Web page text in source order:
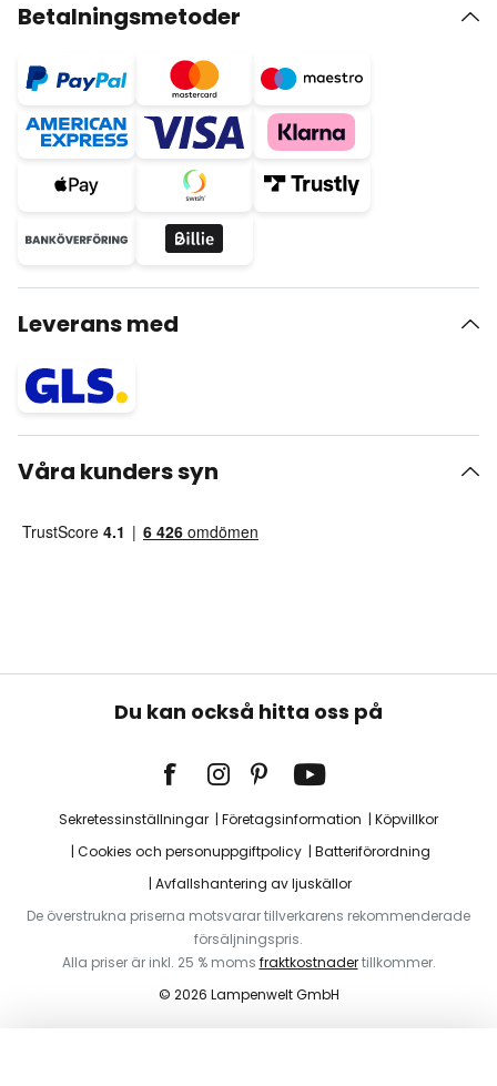
Betalningsmetoder
Leverans med
Våra kunders syn
Du kan också hitta oss på
Sekretessinställningar Företagsinformation
Köpvillkor
Cookies och personuppgiftpolicy
Batteriförordning
Avfallshantering av ljuskällor
De överstrukna priserna motsvarar tillverkarens rekommenderade
försäljningspris.
Alla priser är inkl. 25 % moms fraktkostnadertillkommer.
© 2026 Lampenwelt GmbH